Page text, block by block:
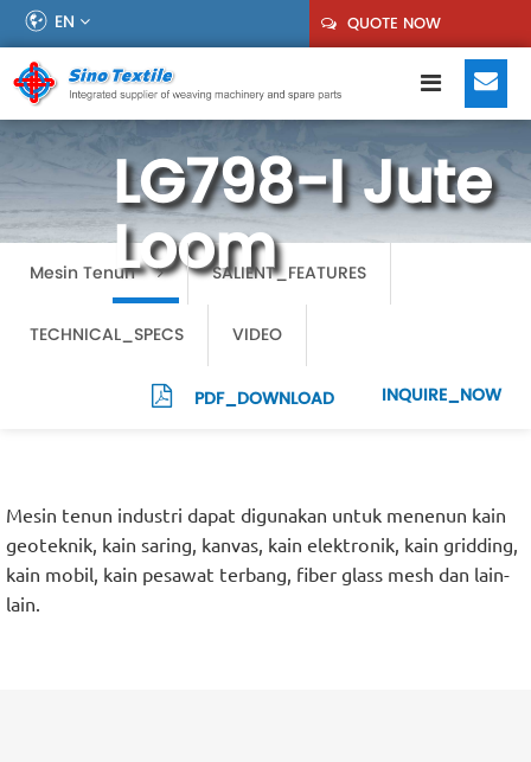
EN QUOTE NOW
LG798-I Jute
Loom
Mesin Tenun SALIENT_FEATURES
TECHNICAL_SPECS VIDEO
PDF_DOWNLOAD INQUIRE_NOW
Mesin tenun industri dapat digunakan untuk menenun kain
geoteknik, kain saring, kanvas, kain elektronik, kain gridding,
kain mobil, kain pesawat terbang, fiber glass mesh dan lain-
lain.